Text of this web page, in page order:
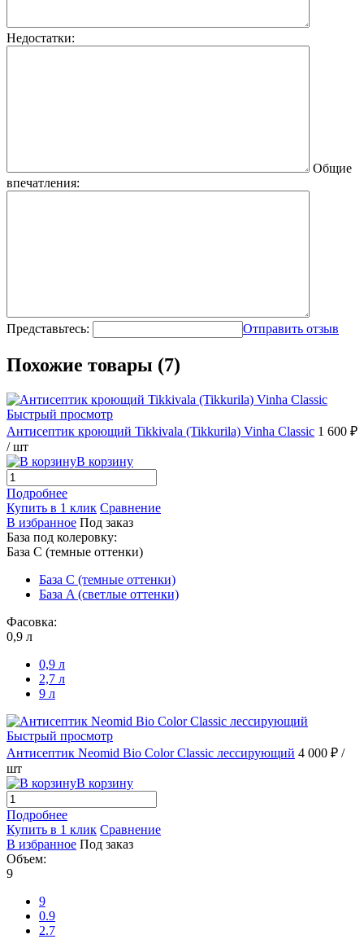
Недостатки:
Общие
впечатления:
Представьтесь: Отправить отзыв
Похожие товары (7)
Быстрый просмотр
Антисептик кроющий Tikkivala (Tikkurila) Vinha Classic 1 600 ₽
/ шт
В корзину
Подробнее
Купить в 1 клик Сравнение
В избранное Под заказ
База под колеровку:
База С (темные оттенки)
База С (темные оттенки)
База A (светлые оттенки)
Фасовка:
0,9 л
0,9 л
2,7 л
9 л
Быстрый просмотр
Антисептик Neomid Bio Color Classic лессирующий 4 000 ₽ /
шт
В корзину
Подробнее
Купить в 1 клик Сравнение
В избранное Под заказ
Объем:
9
9
0.9
2.7